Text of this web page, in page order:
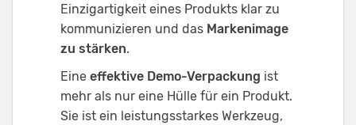
Einzigartigkeit eines Produkts klar zu
kommunizieren und das Markenimage
zu stärken.
Eine effektive Demo-Verpackung ist
mehr als nur eine Hülle für ein Produkt.
Sie ist ein leistungsstarkes Werkzeug,